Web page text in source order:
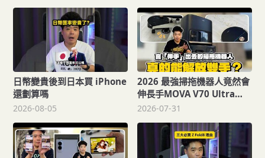
日幣變貴後到日本買 iPhone
還劃算嗎
2026-08-05
2026 最強掃拖機器人竟然會
伸長手MOVA V70 Ultra
Complete X 實測：
拖布，真的能解放雙手
2026-07-31